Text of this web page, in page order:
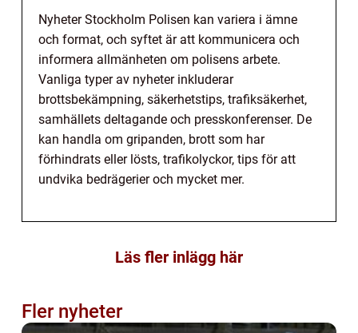
Nyheter Stockholm Polisen kan variera i ämne
och format, och syftet är att kommunicera och
informera allmänheten om polisens arbete.
Vanliga typer av nyheter inkluderar
brottsbekämpning, säkerhetstips, trafiksäkerhet,
samhällets deltagande och presskonferenser. De
kan handla om gripanden, brott som har
förhindrats eller lösts, trafikolyckor, tips för att
undvika bedrägerier och mycket mer.
Läs fler inlägg här
Fler nyheter